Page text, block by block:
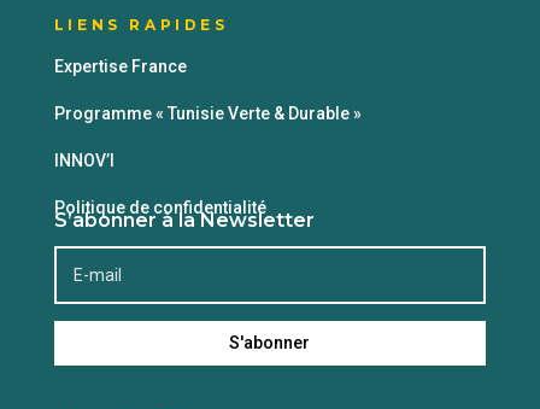
LIENS RAPIDES
Expertise France
Programme « Tunisie Verte & Durable »
INNOV’I
Politique de confidentialité
S’abonner à la Newsletter
S'abonner